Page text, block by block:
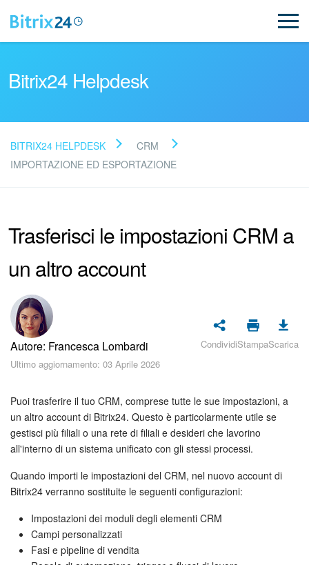
Leggi le domande frequenti
Supporto Bitrix24
Registrazione e accesso
Piani e pagamento
Sicurezza in Bitrix24
CoPilot: IA in Bitrix24
Feed
Messenger
Collab
Calendario
Bitrix24 Helpdesk
BITRIX24 HELPDESK
CRM
IMPORTAZIONE ED ESPORTAZIONE
Trasferisci le impostazioni CRM a
un altro account
Autore: Francesca Lombardi
Ultimo aggiornamento: 03 Aprile 2026
CondividiStampaScarica
Puoi trasferire il tuo CRM, comprese tutte le sue impostazioni, a
un altro account di Bitrix24. Questo è particolarmente utile se
gestisci più filiali o una rete di filiali e desideri che lavorino
all'interno di un sistema unificato con gli stessi processi.
Quando importi le impostazioni del CRM, nel nuovo account di
Bitrix24 verranno sostituite le seguenti configurazioni:
Impostazioni dei moduli degli elementi CRM
Campi personalizzati
Fasi e pipeline di vendita